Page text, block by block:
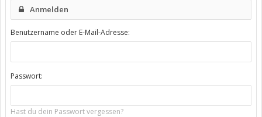
Anmelden
Benutzername oder E-Mail-Adresse:
Passwort:
Hast du dein Passwort vergessen?